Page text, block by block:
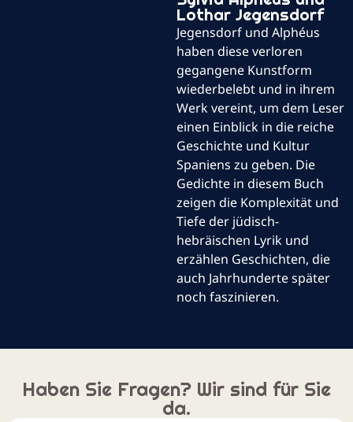
Lothar Jegensdorf
Jegensdorf und Alphéus
haben diese verloren
gegangene Kunstform
wiederbelebt und in ihrem
Werk vereint, um dem Leser
einen Einblick in die reiche
Geschichte und Kultur
Spaniens zu geben. Die
Gedichte in diesem Buch
zeigen die Komplexität und
Tiefe der jüdisch-
hebräischen Lyrik und
erzählen Geschichten, die
auch Jahrhunderte später
noch faszinieren.
Haben Sie Fragen? Wir sind für Sie
da.